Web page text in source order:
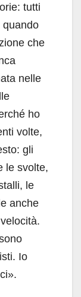
tutti
quando
che
nelle
ho
volte,
gli
le svolte,
le
anche
Io